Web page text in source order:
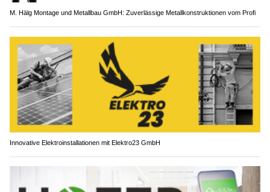
M. Hälg Montage und Metallbau GmbH: Zuverlässige Metallkonstruktionen vom Profi
Innovative Elektroinstallationen mit Elektro23 GmbH